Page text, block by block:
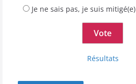
Je ne sais pas, je suis mitigé(e)
Résultats